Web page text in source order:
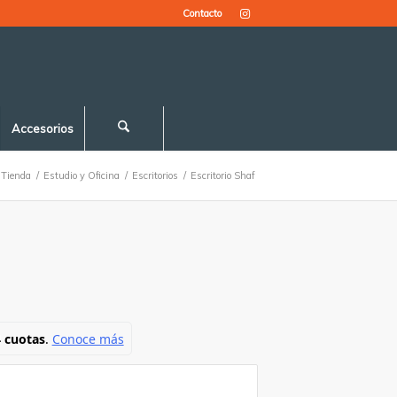
Contacto
Accesorios
Tienda / Estudio y Oficina / Escritorios / Escritorio Shaf